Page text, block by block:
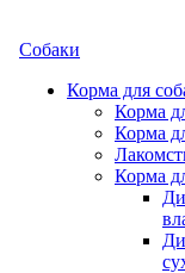
Собаки
Корма для
Корма
Корма
Корма